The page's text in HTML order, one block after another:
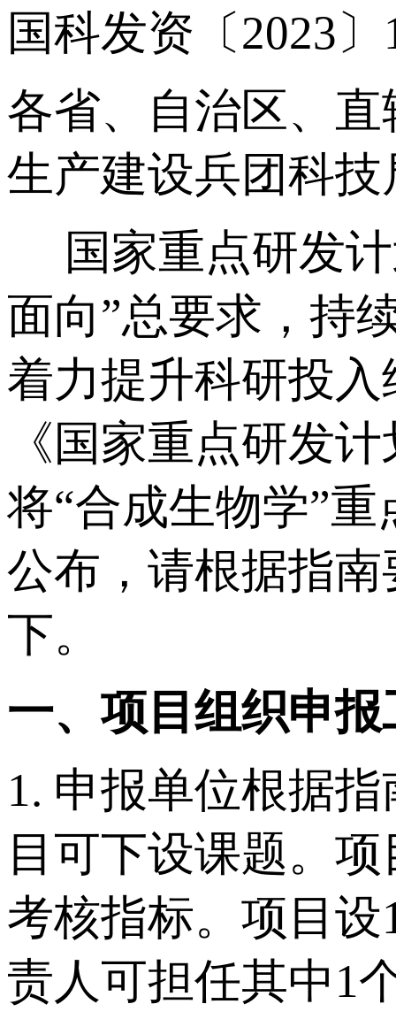
国科发资〔2023〕
各省、自治区、
生产建设兵团科
国家重点研发计
面向”总要求，持
着力提升科研投
《国家重点研发
将“合成生物学”
公布，请根据指
下。
一、项目组织申
1. 申报单位根据
目可下设课题。
考核指标。项目
责人可担任其中1